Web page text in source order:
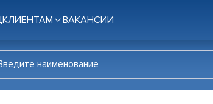
КЛИЕНТАМ ВАКАНСИИ